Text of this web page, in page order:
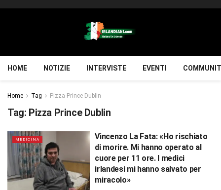
HOME NOTIZIE INTERVISTE EVENTI
Home Tag Pizza Prince Dublin
Tag: Pizza Prince Dublin
MEDICINA
Vincenzo La Fata: «Ho rischiato
di morire. Mi hanno operato al
cuore per 11 ore. I medici
irlandesi mi hanno salvato per
miracolo»